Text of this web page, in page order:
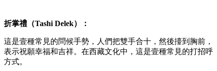
折掌禮（Tashi Delek）：
這是壹種常見的問候手勢，人們把雙手合十，然後擡到胸前，
表示祝願幸福和吉祥。在西藏文化中，這是壹種常見的打招呼
方式。